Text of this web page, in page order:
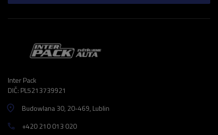
Inter Pack
DIČ: PL5213739921
Budowlana 30, 20-469, Lublin
+420 210 013 020